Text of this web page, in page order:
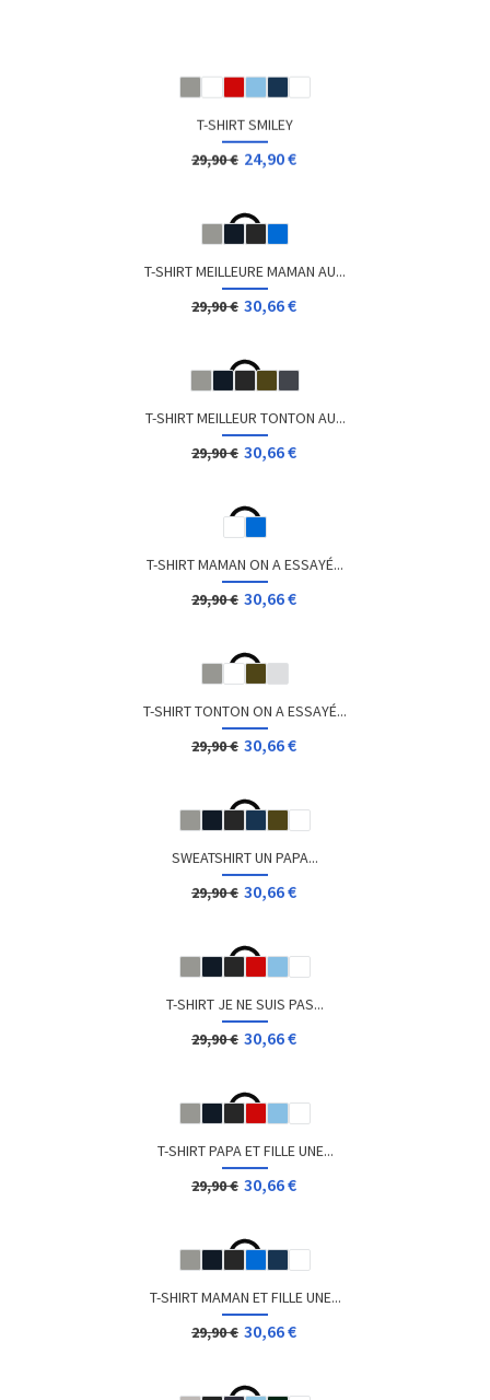
T-SHIRT GEEK EXTRA LIVES
12,96 €
T-SHIRT GEEK MANETTE NINTENDO
Dès 12,00 €